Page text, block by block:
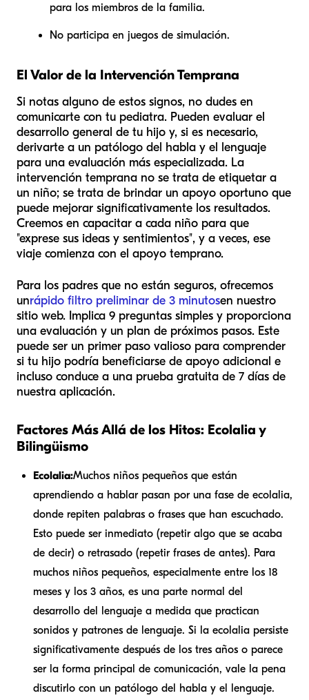
para los miembros de la familia.
No participa en juegos de simulación.
El Valor de la Intervención Temprana
Si notas alguno de estos signos, no dudes en
comunicarte con tu pediatra. Pueden evaluar el
desarrollo general de tu hijo y, si es necesario,
derivarte a un patólogo del habla y el lenguaje
para una evaluación más especializada. La
intervención temprana no se trata de etiquetar a
un niño; se trata de brindar un apoyo oportuno que
puede mejorar significativamente los resultados.
Creemos en capacitar a cada niño para que
"exprese sus ideas y sentimientos", y a veces, ese
viaje comienza con el apoyo temprano.
Para los padres que no están seguros, ofrecemos
unrápido filtro preliminar de 3 minutosen nuestro
sitio web. Implica 9 preguntas simples y proporciona
una evaluación y un plan de próximos pasos. Este
puede ser un primer paso valioso para comprender
si tu hijo podría beneficiarse de apoyo adicional e
incluso conduce a una prueba gratuita de 7 días de
nuestra aplicación.
Factores Más Allá de los Hitos: Ecolalia y
Bilingüismo
Ecolalia:Muchos niños pequeños que están
aprendiendo a hablar pasan por una fase de ecolalia,
donde repiten palabras o frases que han escuchado.
Esto puede ser inmediato (repetir algo que se acaba
de decir) o retrasado (repetir frases de antes). Para
muchos niños pequeños, especialmente entre los 18
meses y los 3 años, es una parte normal del
desarrollo del lenguaje a medida que practican
sonidos y patrones de lenguaje. Si la ecolalia persiste
significativamente después de los tres años o parece
ser la forma principal de comunicación, vale la pena
discutirlo con un patólogo del habla y el lenguaje.